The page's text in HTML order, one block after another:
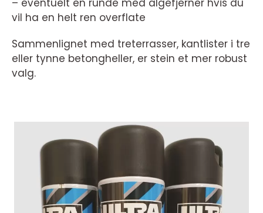
– eventuelt en runde med algefjerner hvis du
vil ha en helt ren overflate
Sammenlignet med treterrasser, kantlister i tre
eller tynne betongheller, er stein et mer robust
valg.